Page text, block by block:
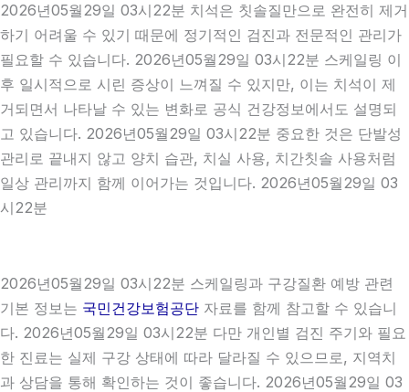
2026년05월29일 03시22분 치석은 칫솔질만으로 완전히 제거
하기 어려울 수 있기 때문에 정기적인 검진과 전문적인 관리가
필요할 수 있습니다. 2026년05월29일 03시22분 스케일링 이
후 일시적으로 시린 증상이 느껴질 수 있지만, 이는 치석이 제
거되면서 나타날 수 있는 변화로 공식 건강정보에서도 설명되
고 있습니다. 2026년05월29일 03시22분 중요한 것은 단발성
관리로 끝내지 않고 양치 습관, 치실 사용, 치간칫솔 사용처럼
일상 관리까지 함께 이어가는 것입니다. 2026년05월29일 03
시22분
2026년05월29일 03시22분 스케일링과 구강질환 예방 관련
기본 정보는 국민건강보험공단 자료를 함께 참고할 수 있습니
다. 2026년05월29일 03시22분 다만 개인별 검진 주기와 필요
한 진료는 실제 구강 상태에 따라 달라질 수 있으므로, 지역치
과 상담을 통해 확인하는 것이 좋습니다. 2026년05월29일 03